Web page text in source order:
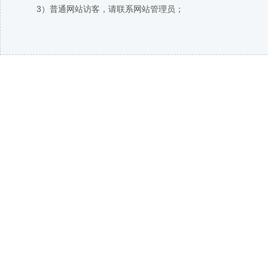
3）普通网站访客，请联系网站管理员；